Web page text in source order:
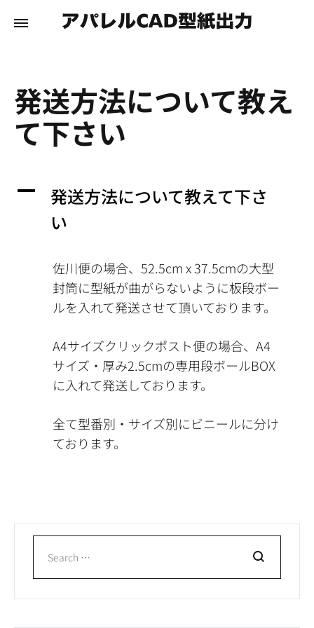
発送方法について教え
て下さい
A
発送方法について教えて下さ
い
佐川便の場合、52.5cm x 37.5cmの大型
封筒に型紙が曲がらないように板段ボー
ルを入れて発送させて頂いております。
A4サイズクリックポスト便の場合、A4
サイズ・厚み2.5cmの専用段ボールBOX
に入れて発送しております。
全て型番別・サイズ別にビニールに分け
ております。
Search